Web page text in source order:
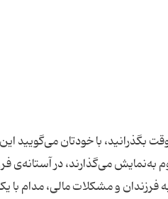
وقت بگذرانید، با خودتان
می‌گذارند، در آستانه‌ی
به فرزندان و مشکلات مالی، مدام